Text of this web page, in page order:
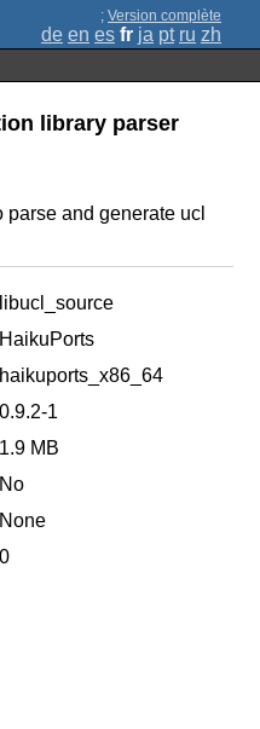
; Version complète
de en es fr ja pt ru zh
library parser
parse and generate ucl
libucl_source
HaikuPorts
haikuports_x86_64
0.9.2-1
1.9 MB
No
None
0